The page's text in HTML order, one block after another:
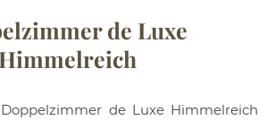
de Luxe
Himmelreich
de Luxe Himmelreich